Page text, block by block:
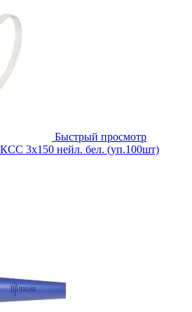
Быстрый просмотр
3х150 нейл. бел. (уп.100шт)